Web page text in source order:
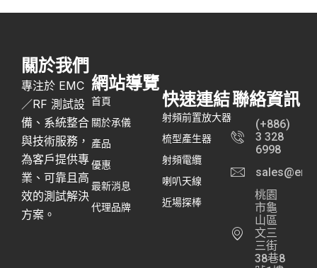
關於我們
專注於 EMC
／RF 測試設
備、系統整合
與技術服務，
為客戶提供專
業、可靠且高
效的測試解決
方案。
網站導覽
首頁
關於承儀
產品
優惠
最新消息
代理品牌
快速連結
射頻前置放大器
梳型產生器
射頻電纜
喇叭天線
近場探棒
聯絡資訊
(+886)
3 328
6998
桃園
市龜
山區
文三
三街
38巷8